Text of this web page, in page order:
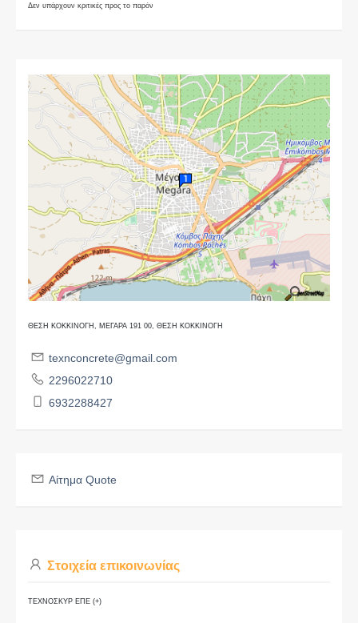
Δεν υπάρχουν κριτικές προς το παρόν
ΘΕΣΗ ΚΟΚΚΙΝΟΓΗ, ΜΕΓΑΡΑ 191 00, ΘΕΣΗ ΚΟΚΚΙΝΟΓΗ
texnconcrete@gmail.com
2296022710
6932288427
Αίτημα Quote
Στοιχεία επικοινωνίας
ΤΕΧΝΟΣΚΥΡ ΕΠΕ (+)